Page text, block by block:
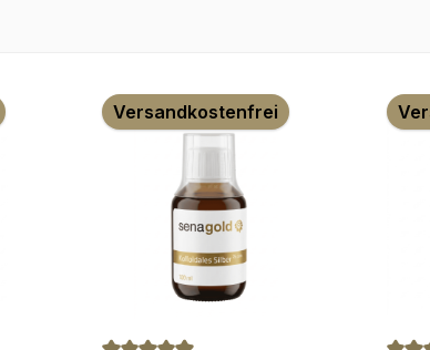
Versandkostenfrei